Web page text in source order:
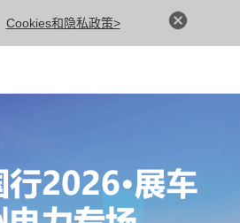
Cookies和隐私政策>